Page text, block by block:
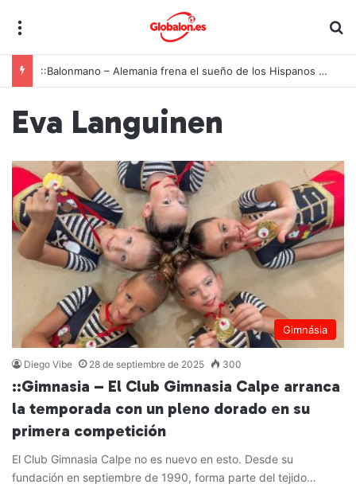
::Balonmano – Alemania frena el sueño de los Hispanos Juveniles, que lucharán ahora por el bronce europeo
Eva Languinen
Gimnásia
Diego Vibe 28 de septiembre de 2025 300
::Gimnasia – El Club Gimnasia Calpe arranca
la temporada con un pleno dorado en su
primera competición
El Club Gimnasia Calpe no es nuevo en esto. Desde su
fundación en septiembre de 1990, forma parte del tejido…